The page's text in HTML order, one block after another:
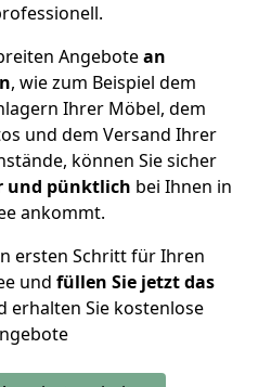
Angebotean
, wie zum Beispiel dem
Ihrer Möbel, dem
und dem Versand Ihrer
können Sie sicher
und pünktlich bei Ihnen in
ankommt.
ersten Schritt für Ihren
und füllen Sie jetzt das
erhalten Sie kostenlose